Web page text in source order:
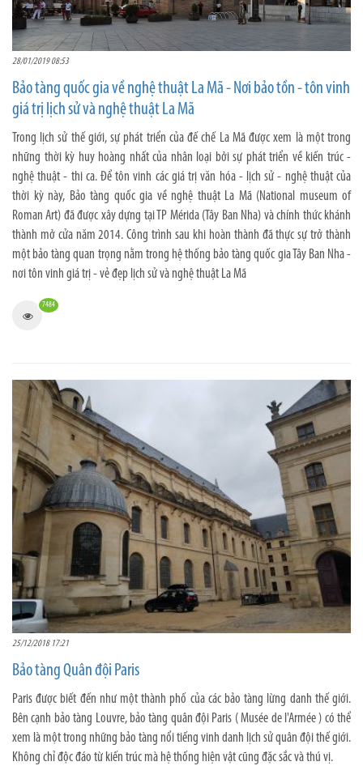
28/01/2019 08:53
Bảo tàng quốc gia về nghệ thuật La Mã - Nơi bảo tồn - tôn vinh
giá trị lịch sử và nghệ thuật La Mã
Trong lịch sử thế giới, sự phát triển của đế chế La Mã được xem là một trong
những thời kỳ huy hoàng nhất của nhân loại bởi sự phát triển về kiến trúc -
nghệ thuật - thi ca. Để tôn vinh các giá trị văn hóa - lịch sử - nghệ thuật của
thời kỳ này, Bảo tàng quốc gia về nghệ thuật La Mã (National museum of
Roman Art) đã được xây dựng tại TP Mérida (Tây Ban Nha) và chính thức khánh
thành mở cửa năm 2014. Công trình sau khi hoàn thành đã thực sự trở thành
một bảo tàng quan trọng nằm trong hệ thống bảo tàng quốc gia Tây Ban Nha -
nơi tôn vinh giá trị - vẻ đẹp lịch sử và nghệ thuật La Mã
7484
25/12/2018 17:21
Bảo tàng Quân đội Paris
Paris được biết đến như một thành phố của các bảo tàng lừng danh thế giới.
Bên cạnh bảo tàng Louvre, bảo tàng quân đội Paris ( Musée de l'Armée ) có thể
xem là một trong những bảo tàng nổi tiếng vinh danh lịch sử quân đội thế giới.
Không chỉ độc đáo từ kiến trúc mà hệ thống hiện vật cũng đặc sắc và thú vị.